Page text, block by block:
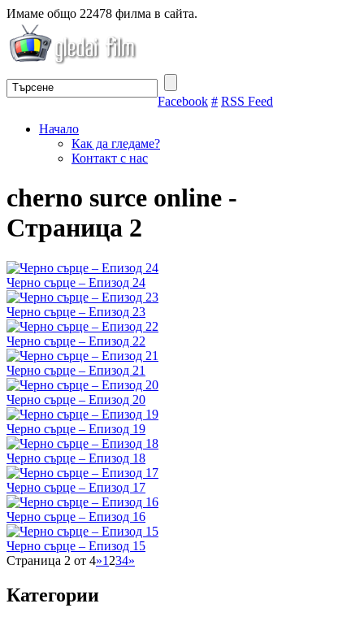
Имаме общо 22478 филма в сайта.
Facebook # RSS Feed
Начало
Как да гледаме?
Контакт с нас
cherno surce online -
Страница 2
Черно сърце – Епизод 24
Черно сърце – Епизод 23
Черно сърце – Епизод 22
Черно сърце – Епизод 21
Черно сърце – Епизод 20
Черно сърце – Епизод 19
Черно сърце – Епизод 18
Черно сърце – Епизод 17
Черно сърце – Епизод 16
Черно сърце – Епизод 15
Страница 2 от 4»1 234»
Категории